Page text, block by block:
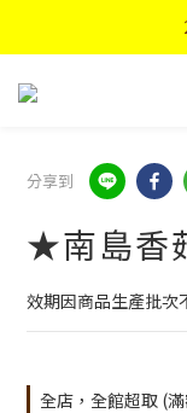
分享到
★南島香
效期因商品生產批次
全店，全館超取 (